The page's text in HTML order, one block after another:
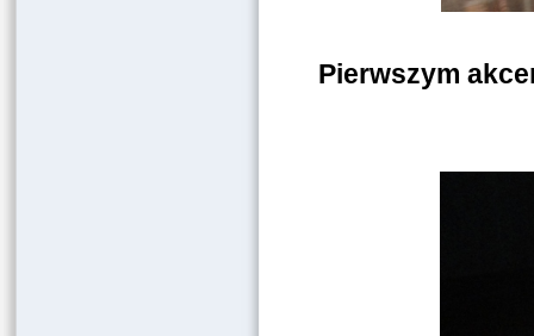
Pierwszym